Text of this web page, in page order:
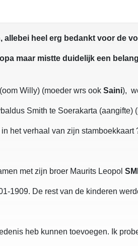
allebei heel erg bedankt voor de
maar mistte duidelijk een
Willy) (moeder wrs ook Saini),
Smith te Soerakarta (aangifte)
het verhaal van zijn stamboekkaart
met zijn broer Maurits Leopol
1909. De rest van de kinderen
heb kunnen toevoegen. Ik